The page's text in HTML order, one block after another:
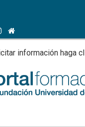
información haga